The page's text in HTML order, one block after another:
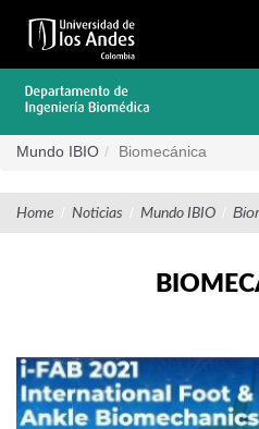
contenido
Mundo IBIO Biomecánica
Home / Noticias / Mundo IBIO /